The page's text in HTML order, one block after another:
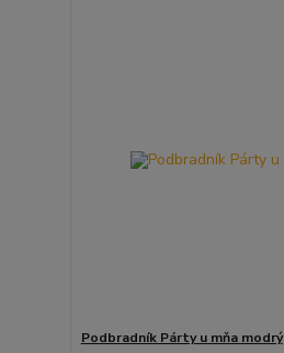
Podbradník Párty u mňa modrý